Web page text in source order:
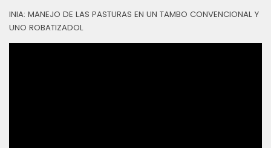
INIA: MANEJO DE LAS PASTURAS EN UN TAMBO CONVENCIONAL Y
UNO ROBATIZADOL